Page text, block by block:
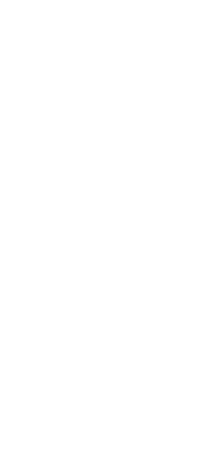
verarbeiten wir Ihre
nach Art. 9 Abs. 1
Datenverarbeitung
in Ihr Endgerät (z. B.
ist jederzeit
auf Grundlage des
sind auf Grundlage
erfolgen. Über die
Daten
wir mit verschiedenen
erforderlich. Wir
gesetzlich hierzu
haben oder
Daten unserer
über gemeinsame